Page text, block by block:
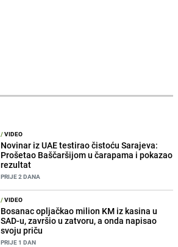
/VIDEO
Novinar iz UAE testirao čistoću Sarajeva:
Prošetao Baščaršijom u čarapama i pokazao
rezultat
PRIJE 2 DANA
/VIDEO
Bosanac opljačkao milion KM iz kasina u
SAD-u, završio u zatvoru, a onda napisao
svoju priču
PRIJE 1 DAN